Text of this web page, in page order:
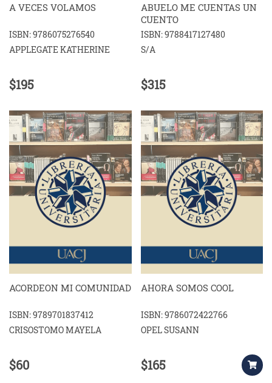
A VECES VOLAMOS
ISBN: 9786075276540
APPLEGATE KATHERINE
$195
ABUELO ME CUENTAS UN
CUENTO
ISBN: 9788417127480
S/A
$315
ACORDEON MI COMUNIDAD
ISBN: 9789701837412
CRISOSTOMO MAYELA
$60
AHORA SOMOS COOL
ISBN: 9786072422766
OPEL SUSANN
$165